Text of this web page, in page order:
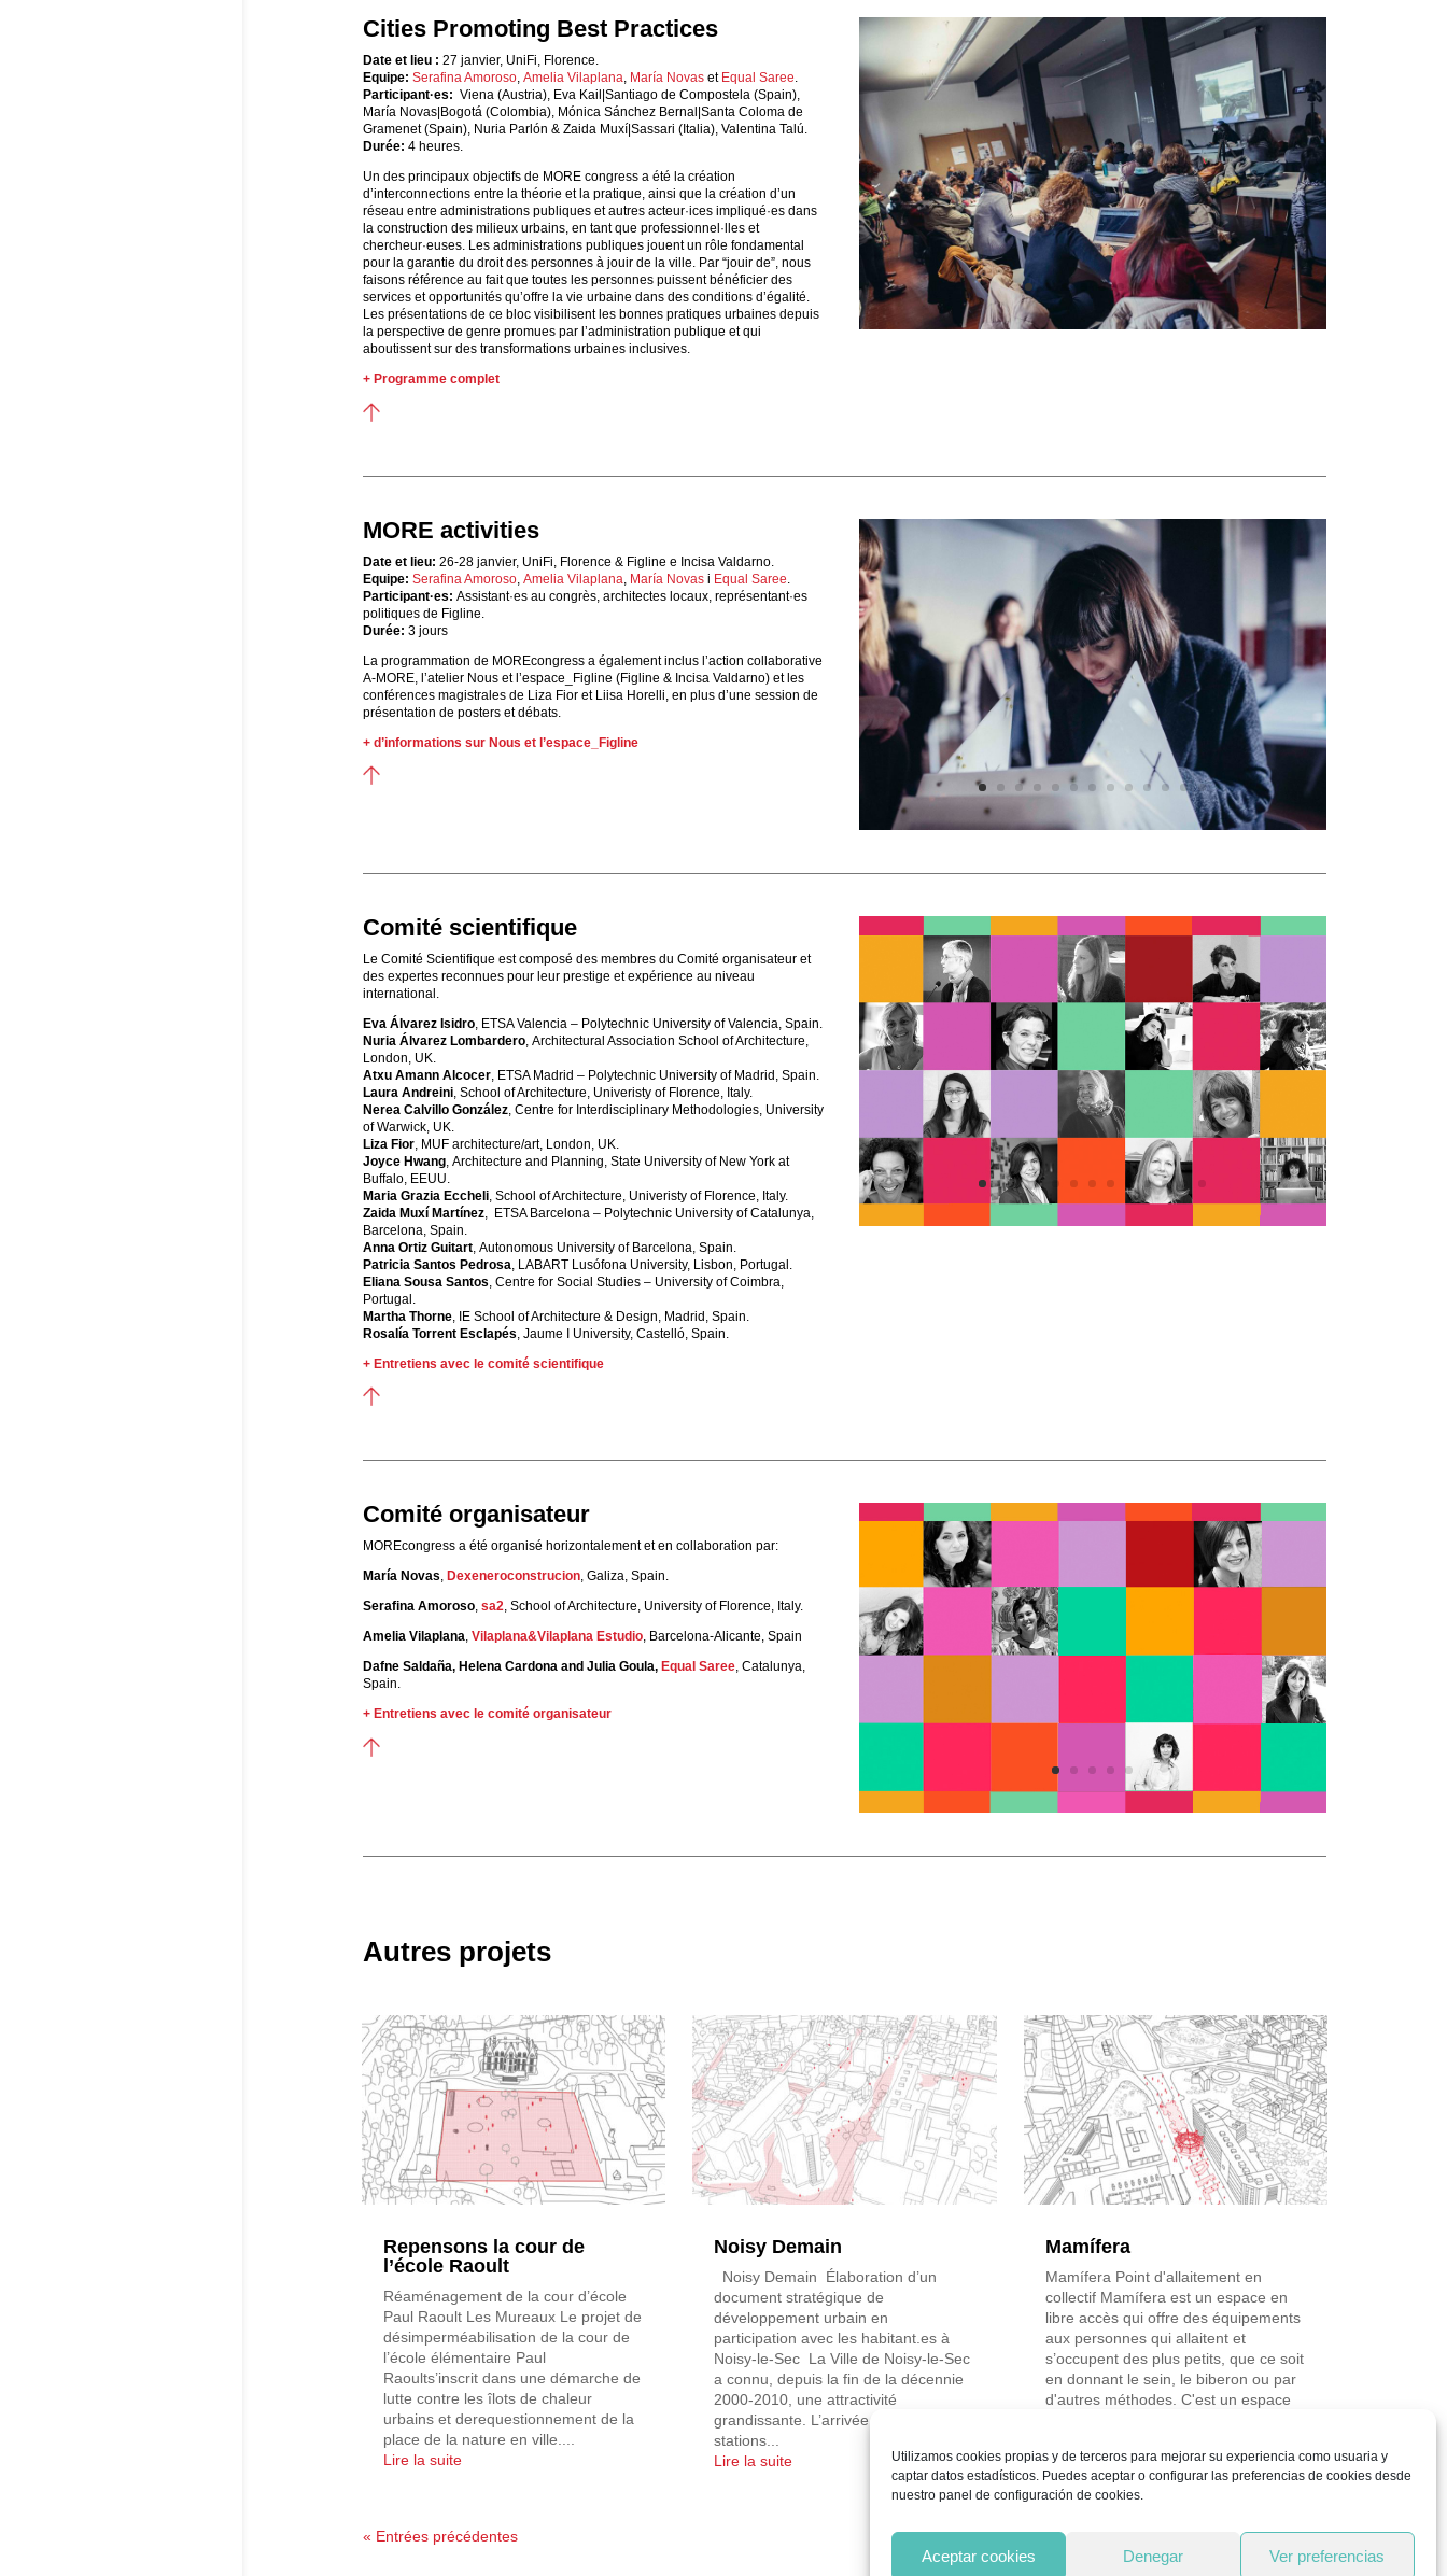
Utilizamos cookies propias y de terceros para mejorar su experiencia como usuaria y
captar datos estadísticos. Puedes aceptar o configurar las preferencias de cookies desde
nuestro panel de configuración de cookies.
Aceptar cookies Denegar Ver preferencias
Cities Promoting Best Practices
Date et lieu : 27 janvier, UniFi, Florence.
Equipe: Serafina Amoroso, Amelia Vilaplana, María Novaset Equal Saree.
Participant·es: Viena (Austria), Eva Kail|Santiago de Compostela (Spain),
María Novas|Bogotá (Colombia), Mónica Sánchez Bernal|Santa Coloma de
Gramenet (Spain), Nuria Parlón & Zaida Muxí|Sassari (Italia), Valentina Talú.
Durée: 4 heures.
Un des principaux objectifs de MORE congress a été la création
d’interconnections entre la théorie et la pratique, ainsi que la création d’un
réseau entre administrations publiques et autres acteur·ices impliqué·es dans
la construction des milieux urbains, en tant que professionnel·lles et
chercheur·euses. Les administrations publiques jouent un rôle fondamental
pour la garantie du droit des personnes à jouir de la ville. Par “jouir de”, nous
faisons référence au fait que toutes les personnes puissent bénéficier des
services et opportunités qu’offre la vie urbaine dans des conditions d’égalité.
Les présentations de ce bloc visibilisent les bonnes pratiques urbaines depuis
la perspective de genre promues par l’administration publique et qui
aboutissent sur des transformations urbaines inclusives.
+ Programme complet
MORE activities
Date et lieu: 26-28 janvier, UniFi, Florence & Figline e Incisa Valdarno.
Equipe: Serafina Amoroso, Amelia Vilaplana María Novasi Equal Saree
Participant·es: Assistant·es au congrès, architectes locaux, représentant·es
politiques de Figline.
Durée: 3 jours
La programmation de MOREcongress a également inclus l’action collaborative
A-MORE, l’atelier Nous et l’espace_Figline (Figline & Incisa Valdarno) et les
conférences magistrales de Liza Fior et Liisa Horelli, en plus d’une session de
présentation de posters et débats.
+ d’informations sur Nous et l’espace_Figline
Comité scientifique
Le Comité Scientifique est composé des membres du Comité organisateur et
des expertes reconnues pour leur prestige et expérience au niveau
international.
Eva Álvarez Isidro, ETSA Valencia – Polytechnic University of Valencia, Spain.
Nuria Álvarez Lombardero, Architectural Association School of Architecture,
London, UK.
Atxu Amann Alcocer, ETSA Madrid – Polytechnic University of Madrid, Spain.
Laura Andreini, School of Architecture, Univeristy of Florence, Italy.
Nerea Calvillo González, Centre for Interdisciplinary Methodologies, University
of Warwick, UK.
Liza Fior, MUF architecture/art, London, UK.
Joyce Hwang, Architecture and Planning, State University of New York at
Buffalo, EEUU.
Maria Grazia Eccheli, School of Architecture, Univeristy of Florence, Italy.
Zaida Muxí Martínez, ETSA Barcelona – Polytechnic University of Catalunya,
Barcelona, Spain.
Anna Ortiz Guitart, Autonomous University of Barcelona, Spain.
Patricia Santos Pedrosa, LABART Lusófona University, Lisbon, Portugal.
Eliana Sousa Santos, Centre for Social Studies – University of Coimbra,
Portugal.
Martha Thorne, IE School of Architecture & Design, Madrid, Spain.
Rosalía Torrent Esclapés, Jaume I University, Castelló, Spain.
+ Entretiens avec le comité scientifique
Comité organisateur
MOREcongress a été organisé horizontalement et en collaboration par:
María Novas, Dexeneroconstrucion, Galiza, Spain.
Serafina Amoroso, sa2, School of Architecture, University of Florence, Italy.
Amelia Vilaplana, Vilaplana&Vilaplana Estudio, Barcelona-Alicante, Spain
Dafne Saldaña, Helena Cardona and Julia Goula, Equal Saree, Catalunya,
Spain.
+ Entretiens avec le comité organisateur
Autres projets
Repensons la cour de
l’école Raoult
Réaménagement de la cour d’école
Paul Raoult Les Mureaux Le projet de
désimperméabilisation de la cour de
l’école élémentaire Paul
Raoults’inscrit dans une démarche de
lutte contre les îlots de chaleur
urbains et derequestionnement de la
place de la nature en ville....
Lire la suite
Noisy Demain
Noisy Demain Élaboration d’un
document stratégique de
développement urbain en
participation avec les habitant.es à
Noisy-le-Sec La Ville de Noisy-le-Sec
a connu, depuis la fin de la décennie
2000-2010, une attractivité
grandissante. L’arrivée de nouvelles
stations...
Lire la suite
Mamífera
Mamífera Point d'allaitement en
collectif Mamífera est un espace en
libre accès qui offre des équipements
aux personnes qui allaitent et
s’occupent des plus petits, que ce soit
en donnant le sein, le biberon ou par
d'autres méthodes. C'est un espace
« Entrées précédentes